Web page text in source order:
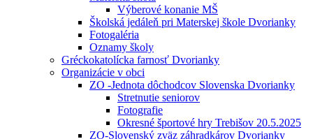
Výberové konanie MŠ
Školská jedáleň pri Materskej škole Dvorianky
Fotogaléria
Oznamy školy
Gréckokatolícka farnosť Dvorianky
Organizácie v obci
ZO -Jednota dôchodcov Slovenska Dvorianky
Stretnutie seniorov
Fotografie
Okresné športové hry Trebišov 20.5.2025
ZO-Slovenský zväz záhradkárov Dvorianky